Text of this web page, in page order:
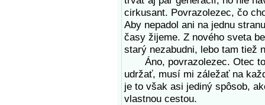
cirkusant. Povrazolezec, čo
Aby nepadol ani na jednu
časy žijeme. Z nového sveta
starý nezabudni, lebo tam tiež
Áno, povrazolezec. Otec to
udržať, musí mi záležať na
je to však asi jediný spôsob,
vlastnou cestou.